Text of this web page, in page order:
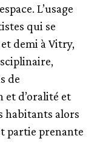
L’usage
qui se
demi à Vitry,
de
d’oralité et
habitants alors
partie prenante